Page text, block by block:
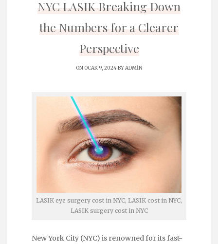
NYC LASIK Breaking Down
the Numbers for a Clearer
Perspective
ON OCAK 9, 2024 BYADMIN
LASIK eye surgery cost in NYC, LASIK cost in NYC,
LASIK surgery cost in NYC
New York City (NYC) is renowned for its fast-